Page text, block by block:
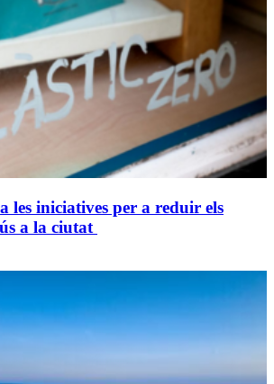
les iniciatives per a reduir els
a la ciutat